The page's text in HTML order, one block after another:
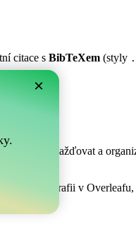
citace s BibTeXem (styly
vám shromažďovat a
vaši bibliografii v
×